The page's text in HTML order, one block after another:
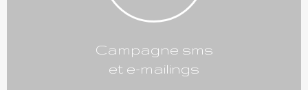
Campagne sms
et e-mailings